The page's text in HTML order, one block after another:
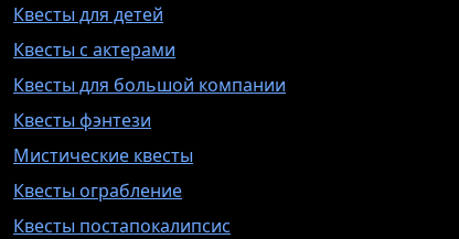
Квесты для детей
Квесты с актерами
Квесты для большой компании
Квесты фэнтези
Мистические квесты
Квесты ограбление
Квесты постапокалипсис